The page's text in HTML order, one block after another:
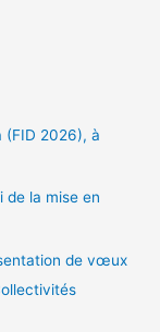
(FID 2026), à
de la mise en
de vœux